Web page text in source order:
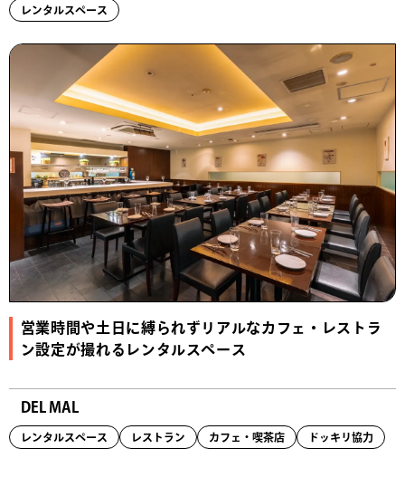
レンタルスペース
営業時間や土日に縛られずリアルなカフェ・レストラ
ン設定が撮れるレンタルスペース
DEL MAL
レンタルスペース レストラン カフェ・喫茶店 ドッキリ協力